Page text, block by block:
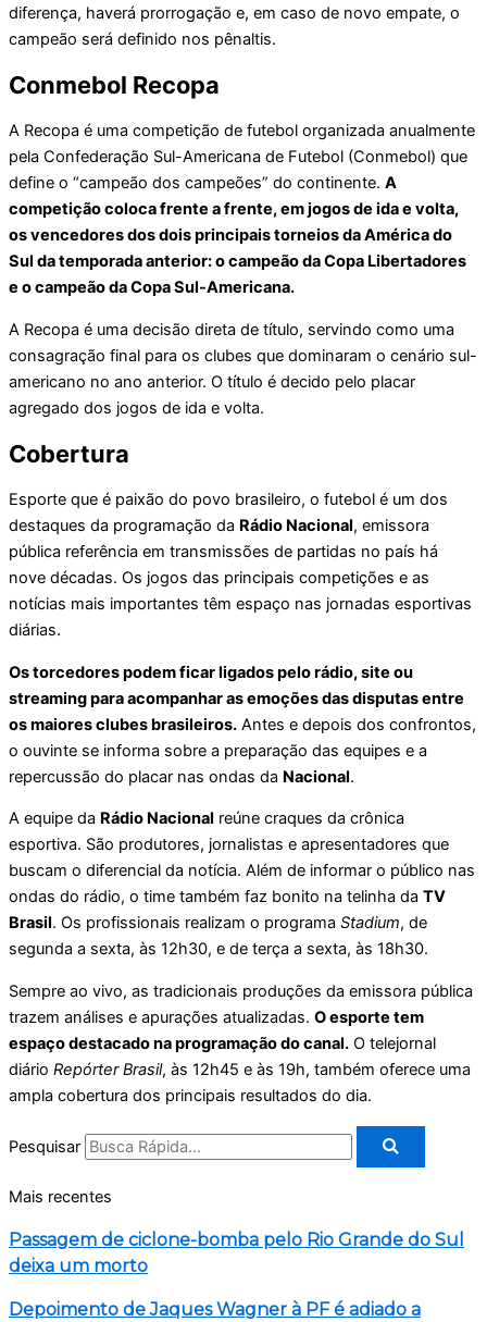
diferença, haverá prorrogação e, em caso de novo empate, o
campeão será definido nos pênaltis.
Conmebol Recopa
A Recopa é uma competição de futebol organizada anualmente
pela Confederação Sul-Americana de Futebol (Conmebol) que
define o “campeão dos campeões” do continente. A
competição coloca frente a frente, em jogos de ida e volta,
os vencedores dos dois principais torneios da América do
Sul da temporada anterior: o campeão da Copa Libertadores
e o campeão da Copa Sul-Americana.
A Recopa é uma decisão direta de título, servindo como uma
consagração final para os clubes que dominaram o cenário sul-
americano no ano anterior. O título é decido pelo placar
agregado dos jogos de ida e volta.
Cobertura
Esporte que é paixão do povo brasileiro, o futebol é um dos
destaques da programação da Rádio Nacional, emissora
pública referência em transmissões de partidas no país há
nove décadas. Os jogos das principais competições e as
notícias mais importantes têm espaço nas jornadas esportivas
diárias.
Os torcedores podem ficar ligados pelo rádio, site ou
streaming para acompanhar as emoções das disputas entre
os maiores clubes brasileiros. Antes e depois dos confrontos,
o ouvinte se informa sobre a preparação das equipes e a
repercussão do placar nas ondas da Nacional.
A equipe da Rádio Nacional reúne craques da crônica
esportiva. São produtores, jornalistas e apresentadores que
buscam o diferencial da notícia. Além de informar o público nas
ondas do rádio, o time também faz bonito na telinha da TV
Brasil. Os profissionais realizam o programa Stadium, de
segunda a sexta, às 12h30, e de terça a sexta, às 18h30.
Sempre ao vivo, as tradicionais produções da emissora pública
trazem análises e apurações atualizadas. O esporte tem
espaço destacado na programação do canal. O telejornal
diário Repórter Brasil, às 12h45 e às 19h, também oferece uma
ampla cobertura dos principais resultados do dia.
Pesquisar
Mais recentes
Passagem de ciclone-bomba pelo Rio Grande do Sul
deixa um morto
Depoimento de Jaques Wagner à PF é adiado a